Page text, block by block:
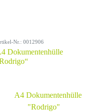
Nr.: 0012906
Dokumentenhülle